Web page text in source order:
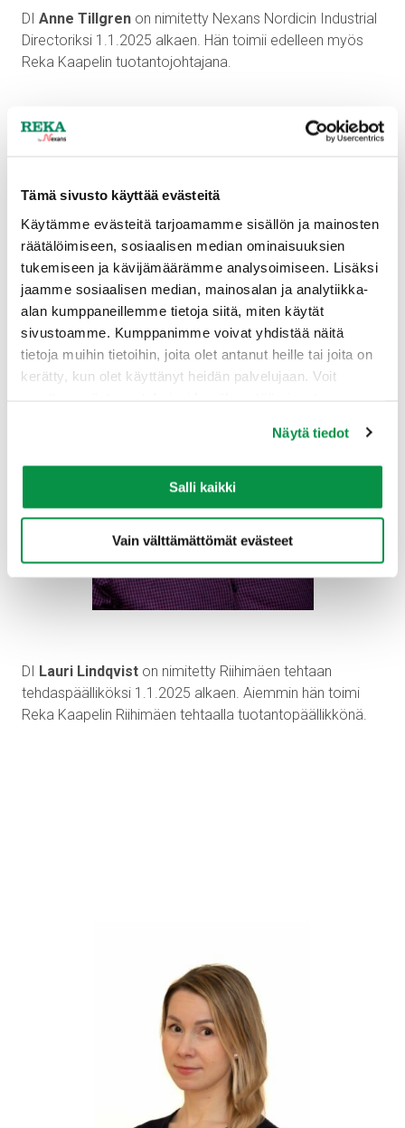
Tämä sivusto käyttää evästeitä
Käytämme evästeitä tarjoamamme sisällön ja mainosten
räätälöimiseen, sosiaalisen median ominaisuuksien
tukemiseen ja kävijämäärämme analysoimiseen. Lisäksi
jaamme sosiaalisen median, mainosalan ja analytiikka-
alan kumppaneillemme tietoja siitä, miten käytät
sivustoamme. Kumppanimme voivat yhdistää näitä
tietoja muihin tietoihin, joita olet antanut heille tai joita on
kerätty, kun olet käyttänyt heidän palvelujaan. Voit
Näytä tiedot
Salli kaikki
Vain välttämättömät evästeet
DI Anne Tillgren on nimitetty Nexans Nordicin Industrial
Directoriksi 1.1.2025 alkaen. Hän toimii edelleen myös
Reka Kaapelin tuotantojohtajana.
DI Lauri Lindqvist on nimitetty Riihimäen tehtaan
tehdaspäälliköksi 1.1.2025 alkaen. Aiemmin hän toimi
Reka Kaapelin Riihimäen tehtaalla tuotantopäällikkönä.